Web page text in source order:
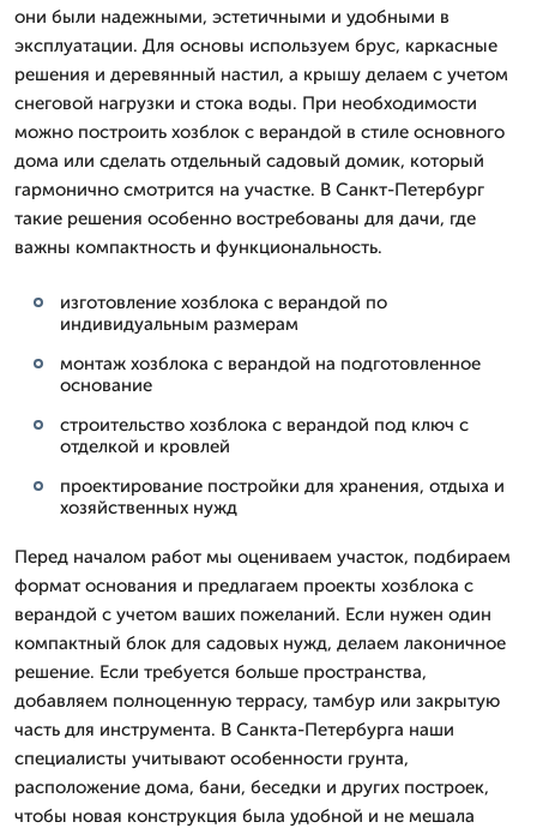
они были надежными, эстетичными и удобными в
эксплуатации. Для основы используем брус, каркасные
решения и деревянный настил, а крышу делаем с учетом
снеговой нагрузки и стока воды. При необходимости
можно построить хозблок с верандой в стиле основного
дома или сделать отдельный садовый домик, который
гармонично смотрится на участке. В Санкт-Петербург
такие решения особенно востребованы для дачи, где
важны компактность и функциональность.
изготовление хозблока с верандой по
индивидуальным размерам
монтаж хозблока с верандой на подготовленное
основание
строительство хозблока с верандой под ключ с
отделкой и кровлей
проектирование постройки для хранения, отдыха и
хозяйственных нужд
Перед началом работ мы оцениваем участок, подбираем
формат основания и предлагаем проекты хозблока с
верандой с учетом ваших пожеланий. Если нужен один
компактный блок для садовых нужд, делаем лаконичное
решение. Если требуется больше пространства,
добавляем полноценную террасу, тамбур или закрытую
часть для инструмента. В Санкта-Петербурга наши
специалисты учитывают особенности грунта,
расположение дома, бани, беседки и других построек,
чтобы новая конструкция была удобной и не мешала